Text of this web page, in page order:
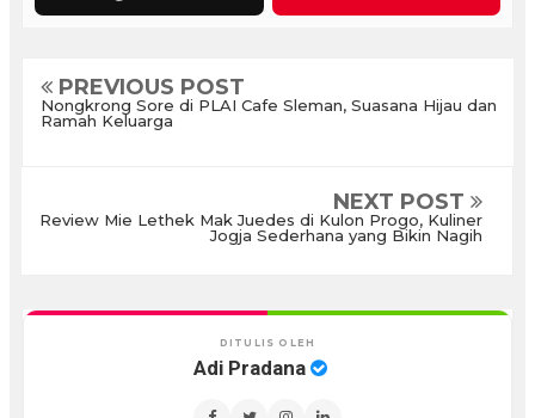
PREVIOUS POST
Nongkrong Sore di PLAI Cafe Sleman, Suasana Hijau dan
Ramah Keluarga
NEXT POST
Review Mie Lethek Mak Juedes di Kulon Progo, Kuliner
Jogja Sederhana yang Bikin Nagih
DITULIS OLEH
Adi Pradana